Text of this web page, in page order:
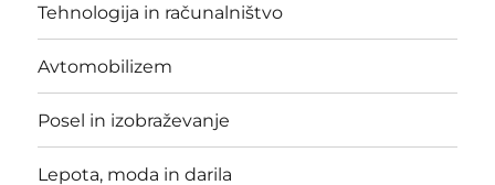
Tehnologija in računalništvo
Avtomobilizem
Posel in izobraževanje
Lepota, moda in darila